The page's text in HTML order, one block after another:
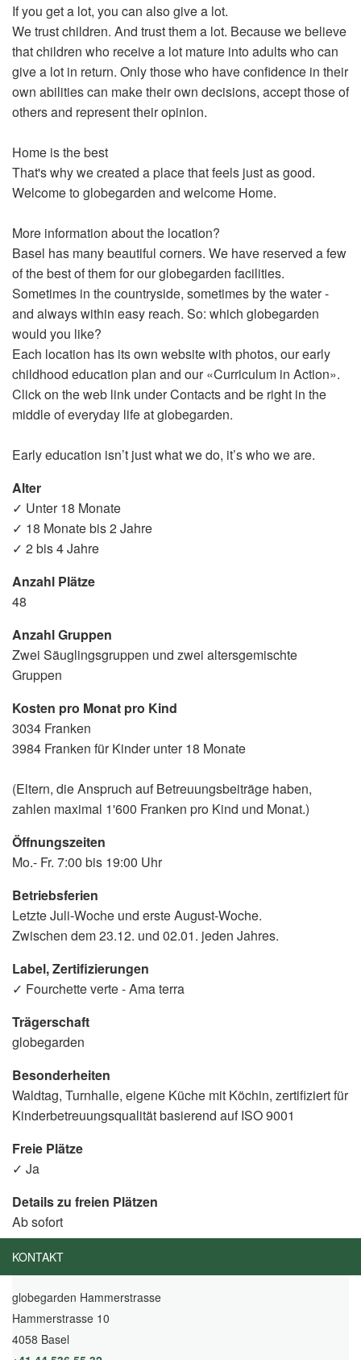
If you get a lot, you can also give a lot.
We trust children. And trust them a lot. Because we believe
that children who receive a lot mature into adults who can
give a lot in return. Only those who have confidence in their
own abilities can make their own decisions, accept those of
others and represent their opinion.
Home is the best
That's why we created a place that feels just as good.
Welcome to globegarden and welcome Home.
More information about the location?
Basel has many beautiful corners. We have reserved a few
of the best of them for our globegarden facilities.
Sometimes in the countryside, sometimes by the water -
and always within easy reach. So: which globegarden
would you like?
Each location has its own website with photos, our early
childhood education plan and our «Curriculum in Action».
Click on the web link under Contacts and be right in the
middle of everyday life at globegarden.
Early education isn’t just what we do, it’s who we are.
Alter
✓ Unter 18 Monate
✓ 18 Monate bis 2 Jahre
✓ 2 bis 4 Jahre
Anzahl Plätze
48
Anzahl Gruppen
Zwei Säuglingsgruppen und zwei altersgemischte
Gruppen
Kosten pro Monat pro Kind
3034 Franken
3984 Franken für Kinder unter 18 Monate
(Eltern, die Anspruch auf Betreuungsbeiträge haben,
zahlen maximal 1'600 Franken pro Kind und Monat.)
Öffnungszeiten
Mo.- Fr. 7:00 bis 19:00 Uhr
Betriebsferien
Letzte Juli-Woche und erste August-Woche.
Zwischen dem 23.12. und 02.01. jeden Jahres.
Label, Zertifizierungen
✓ Fourchette verte - Ama terra
Trägerschaft
globegarden
Besonderheiten
Waldtag, Turnhalle, eigene Küche mit Köchin, zertifiziert für
Kinderbetreuungsqualität basierend auf ISO 9001
Freie Plätze
✓ Ja
Details zu freien Plätzen
Ab sofort
KONTAKT
globegarden Hammerstrasse
Hammerstrasse 10
4058 Basel